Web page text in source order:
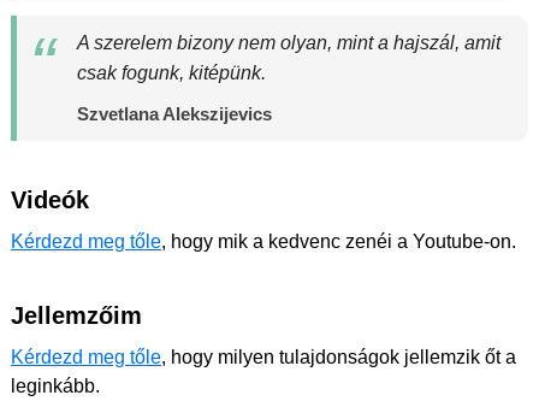
A szerelem bizony nem olyan, mint a hajszál, amit
csak fogunk, kitépünk.
Szvetlana Alekszijevics
Videók
Kérdezd meg tőle, hogy mik a kedvenc zenéi a Youtube-on.
Jellemzőim
Kérdezd meg tőle, hogy milyen tulajdonságok jellemzik őt a
leginkább.